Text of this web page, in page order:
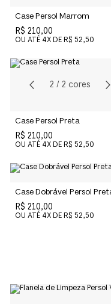
Case Persol Marrom
R$ 210,00
OU ATÉ 4X DE R$ 52,50
2 / 2 cores
Case Persol Preta
R$ 210,00
OU ATÉ 4X DE R$ 52,50
Case Dobrável Persol
R$ 210,00
OU ATÉ 4X DE R$ 52,50